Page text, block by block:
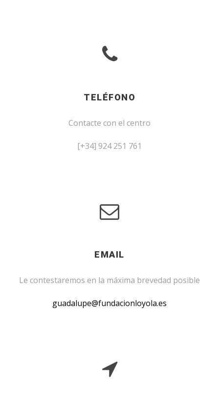
TELÉFONO
Contacte con el centro
[+34] 924 251 761
EMAIL
Le contestaremos en la máxima brevedad posible
guadalupe@fundacionloyola.es